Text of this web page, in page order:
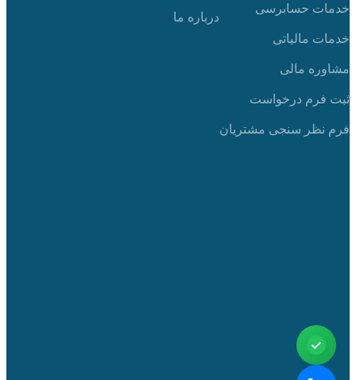
خدمات حسابرسی
خدمات مالیاتی
مشاوره مالی
ثبت فرم درخواست
فرم نظر سنجی مشتریان
درباره ما